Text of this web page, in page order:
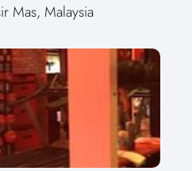
Mas, Malaysia